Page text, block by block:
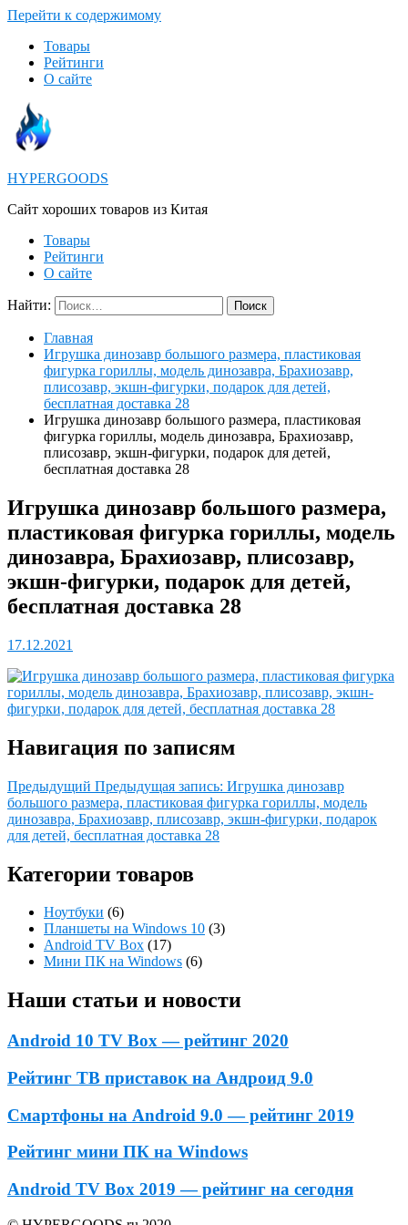
Перейти к содержимому
Товары
Рейтинги
О сайте
HYPERGOODS
Cайт хороших товаров из Китая
Товары
Рейтинги
О сайте
Найти:
Главная
Игрушка динозавр большого размера, пластиковая
фигурка гориллы, модель динозавра, Брахиозавр,
плисозавр, экшн-фигурки, подарок для детей,
бесплатная доставка 28
Игрушка динозавр большого размера, пластиковая
фигурка гориллы, модель динозавра, Брахиозавр,
плисозавр, экшн-фигурки, подарок для детей,
бесплатная доставка 28
Игрушка динозавр большого размера,
пластиковая фигурка гориллы, модель
динозавра, Брахиозавр, плисозавр,
экшн-фигурки, подарок для детей,
бесплатная доставка 28
17.12.2021
Навигация по записям
Предыдущий Предыдущая запись: Игрушка динозавр
большого размера, пластиковая фигурка гориллы, модель
динозавра, Брахиозавр, плисозавр, экшн-фигурки, подарок
для детей, бесплатная доставка 28
Категории товаров
Ноутбуки (6)
Планшеты на Windows 10 (3)
Android TV Box (17)
Мини ПК на Windows (6)
Наши статьи и новости
Android 10 TV Box — рейтинг 2020
Рейтинг ТВ приставок на Андроид 9.0
Смартфоны на Android 9.0 — рейтинг 2019
Рейтинг мини ПК на Windows
Android TV Box 2019 — рейтинг на сегодня